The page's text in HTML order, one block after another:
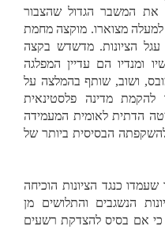
את המשבר הגדול שהצבור
למעלה מצוארו. מוקצה מחמת
עגל הציונות. מדשדש בקצה
ומנדיו הם עדיין המפלגה
ושוב, שותף בהמלצה על
מדינה פלסטינאית
הדתית לאומית המעמידה
להשקפתה הבסיסית ביותר של
כנגד הציונות הוכיחה
הנשגבים והתלושים מן
אם בסיס להצדקת רשעים